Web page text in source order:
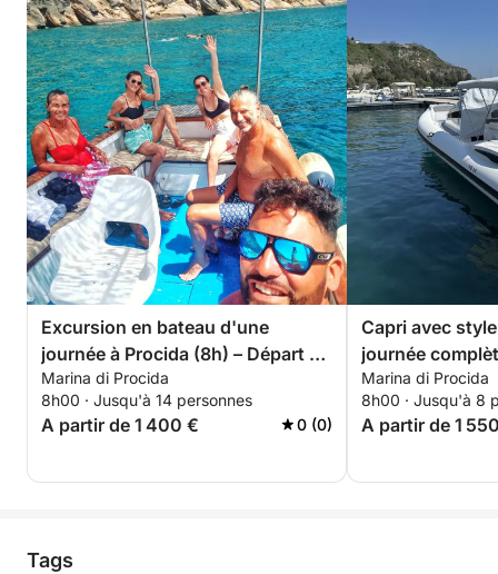
Excursion en bateau d'une
journée à Procida (8h) – Départ de
Corricella/Monte di Procida-
Acquamorta-sur demande
Marina di Procida
8h00 · Jusqu'à 14 personnes
A partir de 1 400 € 0 (0)
Capri avec
journée
RIB 33 au
Pozzuoli -
Marina di Procida
8h00 · Jusqu'à 8
A partir de 1
Tags